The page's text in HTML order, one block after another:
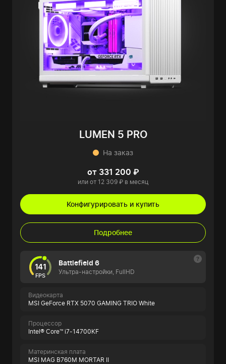
LUMEN 5 PRO
На заказ
от 331 200 ₽
или от 12 309 ₽ в месяц
Конфигурировать и купить
Подробнее
141
FPS
Battlefield 6
Ультра-настройки, FullHD
Видеокарта
MSI GeForce RTX 5070 GAMING TRIO White
Процессор
Intel® Core™ i7-14700KF
Материнская плата
MSI MAG B760M MORTAR II